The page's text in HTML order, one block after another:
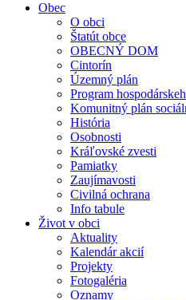
Obec
O obci
Štatút obce
OBECNÝ DOM
Cintorín
Územný plán
Program
Komunitný plán
História
Osobnosti
Kráľovské zvesti
Pamiatky
Zaujímavosti
Civilná ochrana
Info tabule
Život v obci
Aktuality
Kalendár akcií
Projekty
Fotogaléria
Oznamy